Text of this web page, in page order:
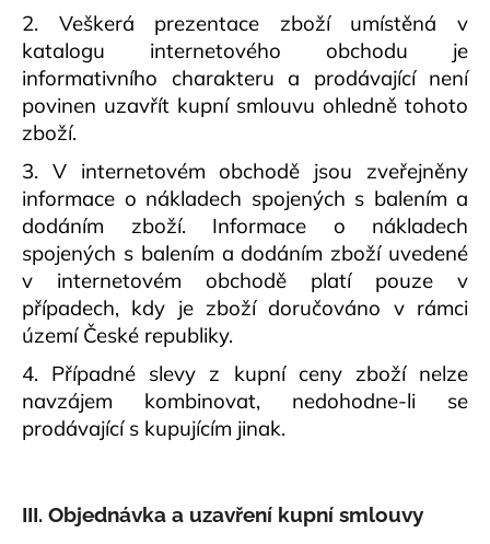
2. Veškerá prezentace zboží umístěná v
katalogu internetového obchodu je
informativního charakteru a prodávající není
povinen uzavřít kupní smlouvu ohledně tohoto
zboží.
3. V internetovém obchodě jsou zveřejněny
informace o nákladech spojených s balením a
dodáním zboží. Informace o nákladech
spojených s balením a dodáním zboží uvedené
v internetovém obchodě platí pouze v
případech, kdy je zboží doručováno v rámci
území České republiky.
4. Případné slevy z kupní ceny zboží nelze
navzájem kombinovat, nedohodne-li se
prodávající s kupujícím jinak.
III. Objednávka a uzavření kupní smlouvy